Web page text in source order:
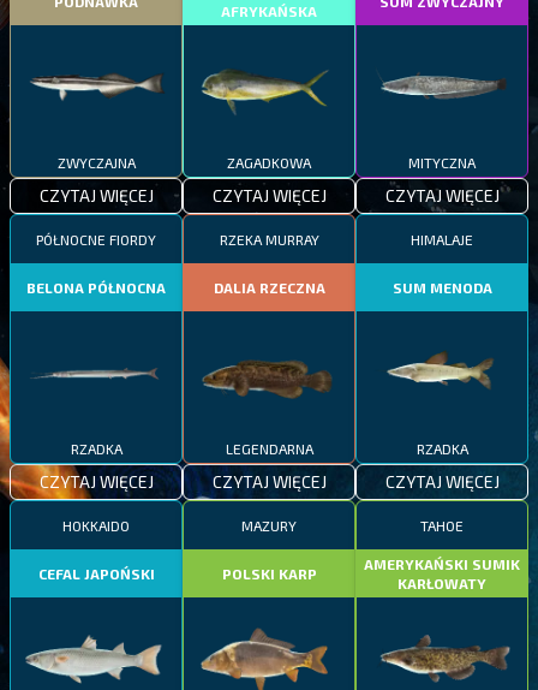
ZWYCZAJNA
CZYTAJ WIĘCEJ
AFRYKAŃSKA
ZAGADKOWA
CZYTAJ WIĘCEJ
MITYCZNA
CZYTAJ WIĘCEJ
PÓŁNOCNE FIORDY
BELONA PÓŁNOCNA
RZADKA
CZYTAJ WIĘCEJ
RZEKA MURRAY
DALIA RZECZNA
LEGENDARNA
CZYTAJ WIĘCEJ
HIMALAJE
SUM MENODA
RZADKA
CZYTAJ WIĘCEJ
HOKKAIDO
CEFAL JAPOŃSKI
MAZURY
POLSKI KARP
TAHOE
AMERYKAŃSKI SUMIK
KARŁOWATY